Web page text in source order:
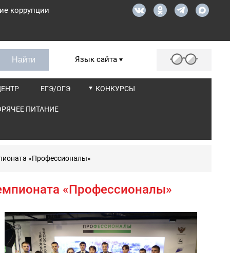
коррупции
Язык сайта
ЕГЭ/ОГЭ КОНКУРСЫ
ПИТАНИЕ
«Профессионалы»
«Профессионалы»